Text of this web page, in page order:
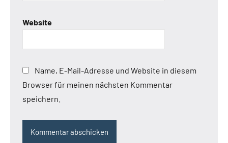
Website
Name, E-Mail-Adresse und Website in diesem
Browser für meinen nächsten Kommentar
speichern.